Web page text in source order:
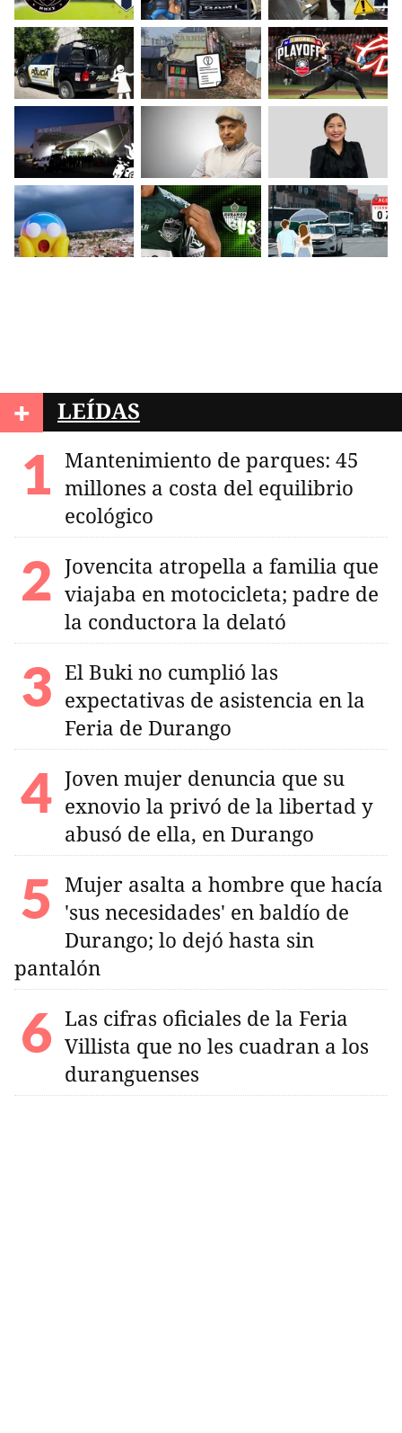
+ LEÍDAS
Mantenimiento de parques: 45
millones a costa del equilibrio
ecológico
Jovencita atropella a familia que
viajaba en motocicleta; padre de
la conductora la delató
El Buki no cumplió las
expectativas de asistencia en la
Feria de Durango
Joven mujer denuncia que su
exnovio la privó de la libertad y
abusó de ella, en Durango
Mujer asalta a hombre que hacía
'sus necesidades' en baldío de
Durango; lo dejó hasta sin
pantalón
Las cifras oficiales de la Feria
Villista que no les cuadran a los
duranguenses